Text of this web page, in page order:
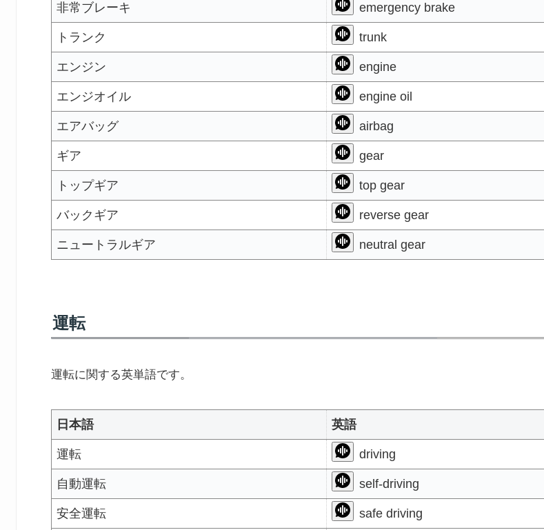
非常ブレーキ emergency brake
トランク trunk
エンジン engine
エンジオイル engine oil
エアバッグ airbag
ギア gear
トップギア top gear
バックギア reverse gear
ニュートラルギア neutral gear
運転
運転に関する英単語です。
日本語 英語
運転 driving
自動運転 self-driving
安全運転 safe driving